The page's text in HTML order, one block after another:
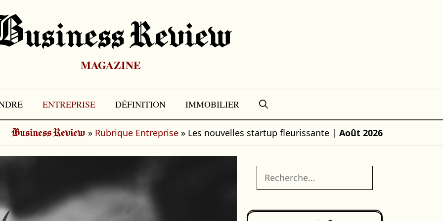
Usiness Review
MAGAZINE
ENTREPRISE DÉFINITION IMMOBILIER
Business Review » Rubrique Entreprise » Les nouvelles startup fleurissante | Août 2026
Rechercher :